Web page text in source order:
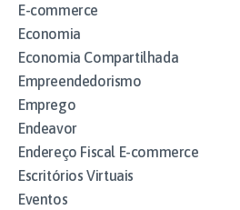
E-commerce
Economia
Economia Compartilhada
Empreendedorismo
Emprego
Endeavor
Endereço Fiscal E-commerce
Escritórios Virtuais
Eventos